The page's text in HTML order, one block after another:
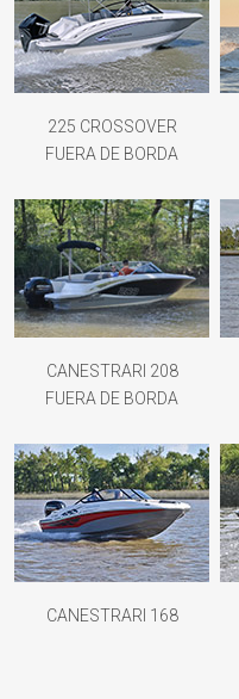
225 CROSSOVER
FUERA DE BORDA
CANESTRARI 208
FUERA DE BORDA
CANESTRARI 168